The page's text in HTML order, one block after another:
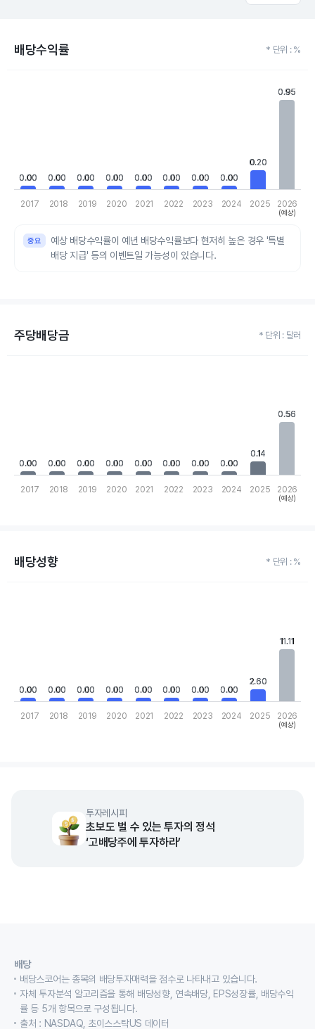
배당수익률 * 단위 : %
0.00
0.00 0.00
0.00 0.00
0.00 0.00
0.00 0.00
0.00 0.00
0.00 0.00
0.00 0.00
0.00
0.20
0.20
0.95
0.95
2017 2018 2019 2020 2021 2022 2023 2024 2025 2026
(예상)
예상 배당수익률이 예년 배당수익률보다 현저히 높은 경우 '특별
배당 지급' 등의 이벤트일 가능성이 있습니다.
주당배당금 * 단위 : 달러
The chart has 1 Y axis displaying values. Data ranges from 0 to
0.00
0.00 0.00
0.00 0.00
0.00 0.00
0.00 0.00
0.00 0.00
0.00 0.00
0.00 0.00
0.00
0.14
0.14
0.56
0.56
2017 2018 2019 2020 2021 2022 2023 2024 2025 2026
(예상)
배당성향 * 단위 : %
The chart has 1 Y axis displaying values. Data ranges from 0 to
0.00
0.00 0.00
0.00 0.00
0.00 0.00
0.00 0.00
0.00 0.00
0.00 0.00
0.00 0.00
0.00
2.60
2.60
11.11
11.11
2017 2018 2019 2020 2021 2022 2023 2024 2025 2026
(예상)
투자레시피
초보도 벌 수 있는 투자의 정석
‘고배당주에 투자하라’
배당
배당스코어는 종목의 배당투자매력을 점수로 나타내고 있습니다.
자체 투자분석 알고리즘을 통해 배당성향, 연속배당, EPS성장률, 배당수익
률 등 5개 항목으로 구성됩니다.
출처 : NASDAQ, 초이스스탁US 데이터